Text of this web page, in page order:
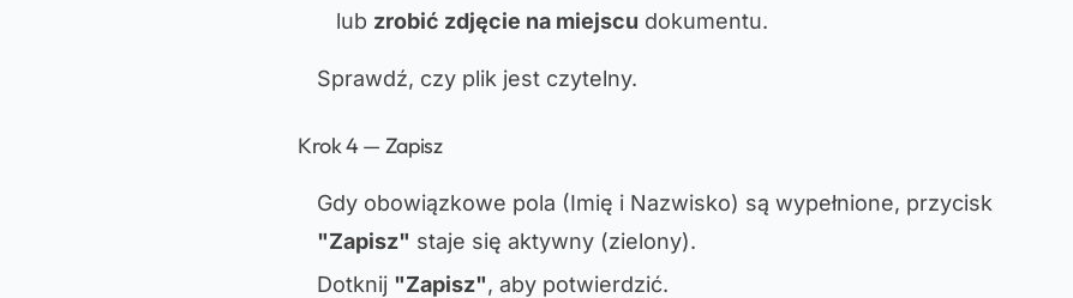
lub zrobić zdjęcie na miejscu dokumentu.
Sprawdź, czy plik jest czytelny.
Krok 4 — Zapisz
Gdy obowiązkowe pola (Imię i Nazwisko) są wypełnione, przycisk
"Zapisz" staje się aktywny (zielony).
Dotknij "Zapisz", aby potwierdzić.